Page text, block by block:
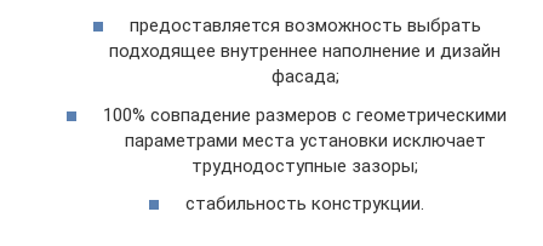
предоставляется возможность выбрать
подходящее внутреннее наполнение и дизайн
фасада;
100% совпадение размеров с геометрическими
параметрами места установки исключает
труднодоступные зазоры;
стабильность конструкции.